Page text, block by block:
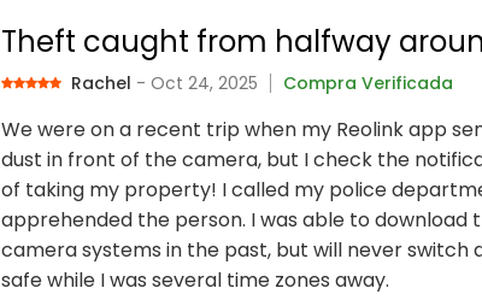
Theft caught from halfway
Rachel - Oct 24, 2025 Compra Verificada
We were on a recent trip when my Reolink app
dust in front of the camera, but I check the
of taking my property! I called my police
apprehended the person. I was able to download
camera systems in the past, but will never switch
safe while I was several time zones away.